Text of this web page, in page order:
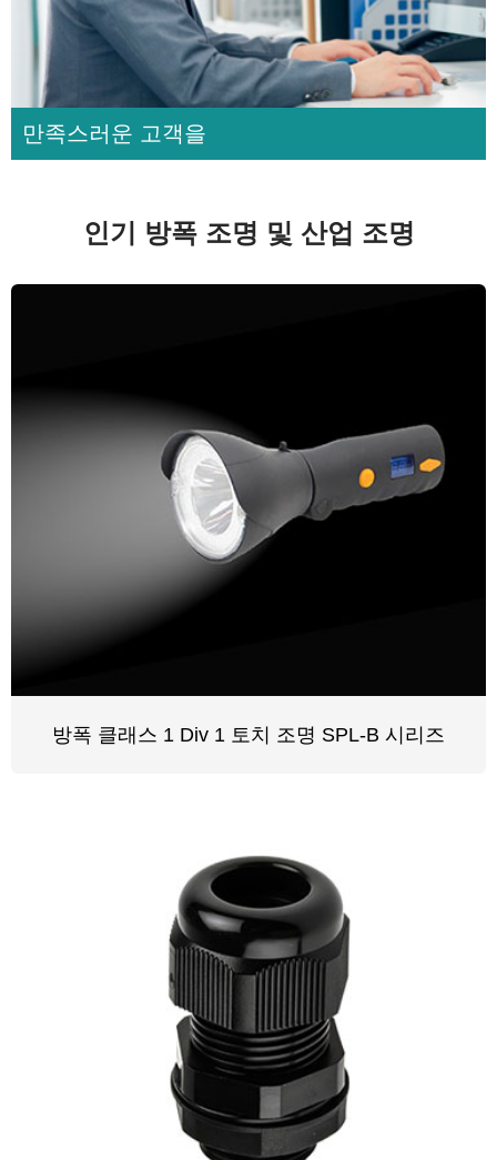
만족스러운 고객을
인기 방폭 조명 및 산업 조명
방폭 클래스 1 Div 1 토치 조명 SPL-B 시리즈